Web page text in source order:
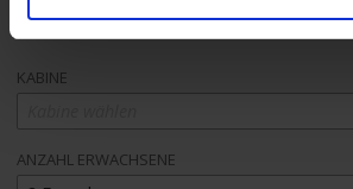
Personen
KABINE
ANZAHL ERWACHSENE